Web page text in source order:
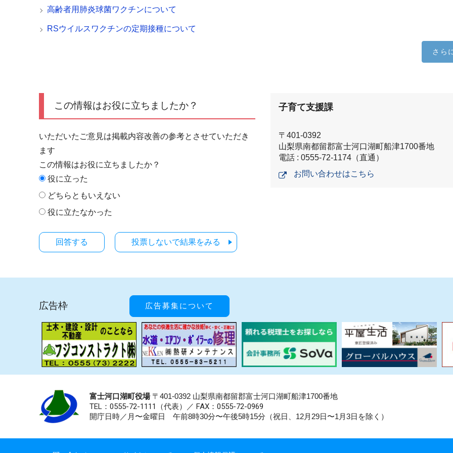
高齢者用肺炎球菌ワクチンについて
RSウイルスワクチンの定期接種について
さら
この情報はお役に立ちましたか？
いただいたご意見は掲載内容改善の参考とさせていただき
ます
この情報はお役に立ちましたか？
役に立った
どちらともいえない
役に立たなかった
投票しないで結果をみる
子育て支援課
〒401-0392
山梨県南都留郡富士河口湖町船津1700番地
電話 : 0555-72-1174（直通）
お問い合わせはこちら
広告枠 広告募集について
富士河口湖町役場〒401-0392 山梨県南都留郡富士河口湖町船津1700番地
TEL：0555-72-1111 （代表）／ FAX：0555-72-0969
開庁日時／月〜金曜日 午前8時30分〜午後5時15分（祝日、12月29日〜1月3日を除く）